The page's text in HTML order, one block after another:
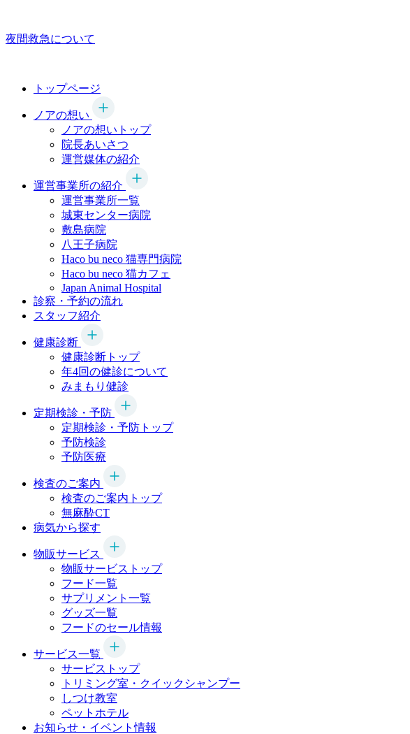
夜間救急について
トップページ
ノアの想い
ノアの想いトップ
院長あいさつ
運営媒体の紹介
運営事業所の紹介
運営事業所一覧
城東センター病院
敷島病院
八王子病院
Haco bu neco 猫専門病院
Haco bu neco 猫カフェ
Japan Animal Hospital
診察・予約の流れ
スタッフ紹介
健康診断
健康診断トップ
年4回の健診について
みまもり健診
定期検診・予防
定期検診・予防トップ
予防検診
予防医療
検査のご案内
検査のご案内トップ
無麻酔CT
病気から探す
物販サービス
物販サービストップ
フード一覧
サプリメント一覧
グッズ一覧
フードのセール情報
サービス一覧
サービストップ
トリミング室・クイックシャンプー
しつけ教室
ペットホテル
お知らせ・イベント情報